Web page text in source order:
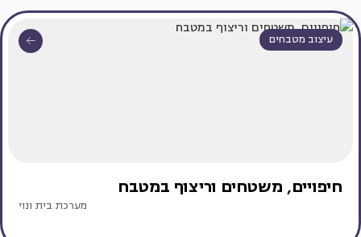
עיצוב מטבחים
חיפויים, משטחים וריצוף במטבח
מערכת בית ונוי